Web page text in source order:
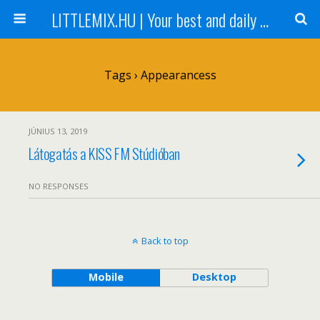
LITTLEMIX.HU | Your best and daily updated fansite about Little Mix
Tags › Appearancess
JÚNIUS 13, 2019
Látogatás a KISS FM Stúdióban
NO RESPONSES
Back to top
Mobile Desktop